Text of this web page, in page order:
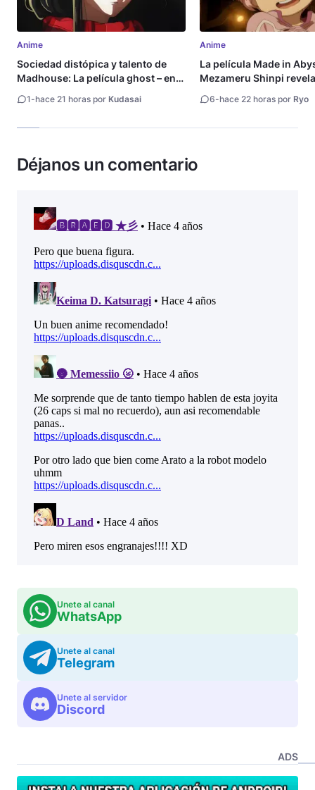
Anime
Sociedad distópica y talento de
Madhouse: La película ghost – end
1-hace 21 horas por Kudasai
Anime
La película Made in
Mezameru Shinpi
6-hace 22 horas por Ryo
Déjanos un comentario
Unete al canal
WhatsApp
Unete al canal
Telegram
Unete al servidor
Discord
ADS